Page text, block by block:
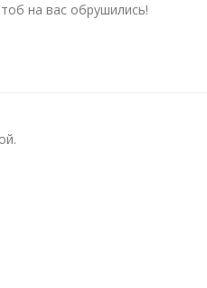
на вас обрушились!